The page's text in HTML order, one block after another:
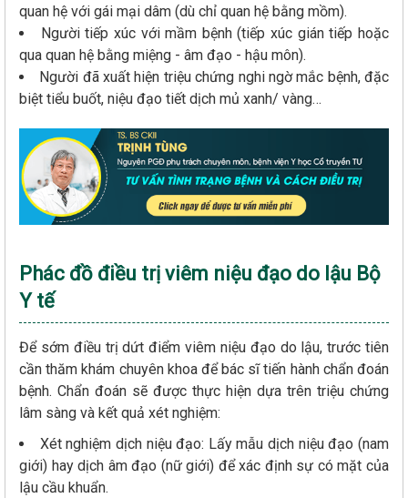
quan hệ với gái mại dâm (dù chỉ quan hệ bằng mồm).
Người tiếp xúc với mầm bệnh (tiếp xúc gián tiếp hoặc
qua quan hệ bằng miệng - âm đạo - hậu môn).
Người đã xuất hiện triệu chứng nghi ngờ mắc bệnh, đặc
biệt tiểu buốt, niệu đạo tiết dịch mủ xanh/ vàng…
Phác đồ điều trị viêm niệu đạo do lậu Bộ
Y tế
Để sớm điều trị dứt điểm viêm niệu đạo do lậu, trước tiên
cần thăm khám chuyên khoa để bác sĩ tiến hành chẩn đoán
bệnh. Chẩn đoán sẽ được thực hiện dựa trên triệu chứng
lâm sàng và kết quả xét nghiệm:
Xét nghiệm dịch niệu đạo: Lấy mẫu dịch niệu đạo (nam
giới) hay dịch âm đạo (nữ giới) để xác định sự có mặt của
lậu cầu khuẩn.